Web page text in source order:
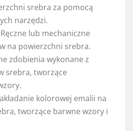
srebra za pomocą
narzędzi.
Ręczne lub mechaniczne
na powierzchni srebra.
zdobienia wykonane z
srebra, tworzące
kolorowej emalii na
tworzące barwne wzory i